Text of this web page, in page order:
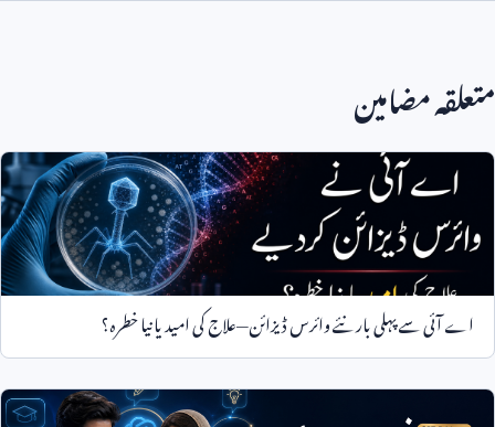
متعلقہ مضامین
اے آئی سے پہلی بار نئے وائرس ڈیزائن—علاج کی امید یا نیا خطرہ؟